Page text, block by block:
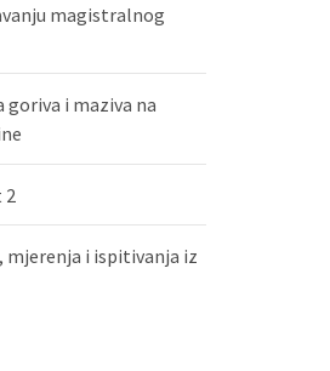
magistralnog
goriva i maziva na
2
mjerenja i ispitivanja iz